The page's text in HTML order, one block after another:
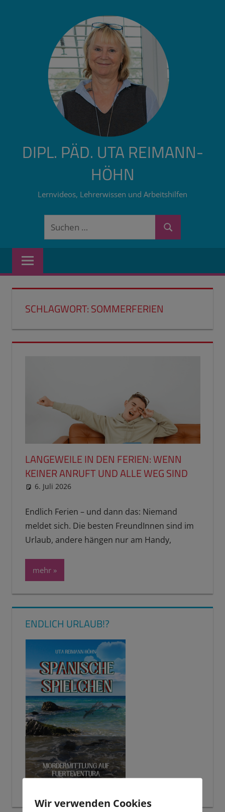
DIPL. PÄD. UTA REIMANN-
HÖHN
Lernvideos, Lehrerwissen und Arbeitshilfen
Suchen
Suchen
SCHLAGWORT:SOMMERFERIEN
LANGEWEILE IN DEN FERIEN: WENN
KEINER ANRUFT UND ALLE WEG SIND
6. Juli 2026
Endlich Ferien – und dann das: Niemand
meldet sich. Die besten FreundInnen sind im
Urlaub, andere hängen nur am Handy,
mehr
ENDLICH URLAUB!?
Wir verwenden Cookies